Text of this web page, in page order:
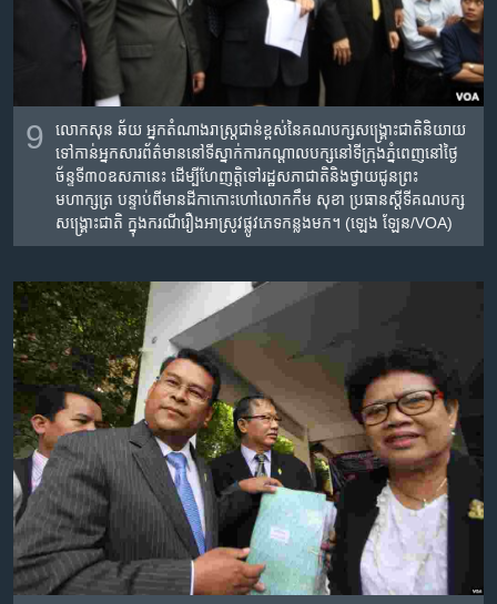
9
លោក​សុន ឆ័យ ​អ្នក​តំណាង​រាស្រ្ត​ជាន់ខ្ពស់​នៃគណបក្ស​សង្រ្គោះជាតិ​​និយាយ​
ទៅ​កាន់​អ្នក​សារព័ត៌មាន​នៅទីស្នាក់ការ​កណ្ដាល​បក្ស​នៅ​ទី​ក្រុង​ភ្នំពេញនៅ​ថ្ងៃ​
ច័ន្ទ​ទី​៣០​ឧសភា​នេះ ​ដើម្បី​ហែញត្តិ​ទៅ​រដ្ឋសភា​ជាតិ​និង​ថ្វាយជូន​ព្រះ​
មហាក្សត្រ ​បន្ទាប់ពី​មាន​ដីកា​​កោះ​ហៅ​​លោក​កឹម សុខា ​ប្រធាន​ស្ដីទី​គណបក្ស​
សង្រ្គោះជាតិ​ ក្នុង​ករណី​រឿង​អាស្រូវ​ផ្លូវភេទ​កន្លង​មក​​។ (ឡេង ឡែន/VOA) ​​​